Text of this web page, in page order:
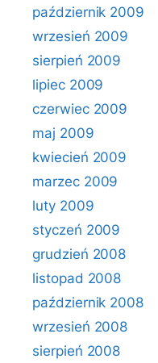
październik 2009
wrzesień 2009
sierpień 2009
lipiec 2009
czerwiec 2009
maj 2009
kwiecień 2009
marzec 2009
luty 2009
styczeń 2009
grudzień 2008
listopad 2008
październik 2008
wrzesień 2008
sierpień 2008